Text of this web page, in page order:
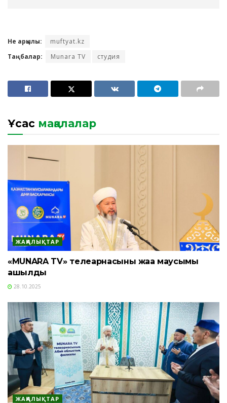
Не арқылы:
muftyat.kz
Таңбалар:
Munara TV студия
Ұқсас мақалалар
ЖАҢАЛЫҚТАР
«MUNARA TV» телеарнасының жаңа маусымы
ашылды
28.10.2025
ЖАҢАЛЫҚТАР